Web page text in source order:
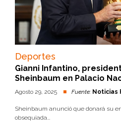
Deportes
Gianni Infantino,
Sheinbaum en Palacio
Agosto 29, 2025 Fuente: Noticias
Sheinbaum anunció que donará su
obsequiada...